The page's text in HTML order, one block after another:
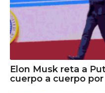
Elon Musk reta a
cuerpo a cuerpo por